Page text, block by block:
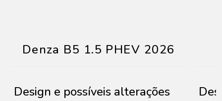
Denza B5 1.5 PHEV 2026
Design e possíveis alterações